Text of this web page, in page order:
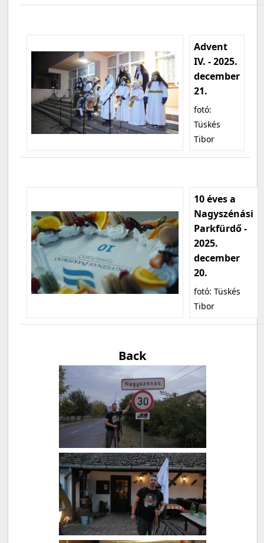
Advent
IV. - 2025.
december
21.
fotó:
Tüskés
Tibor
10 éves a
Nagyszénási
Parkfürdő -
2025.
december
20.
fotó: Tüskés
Tibor
Back